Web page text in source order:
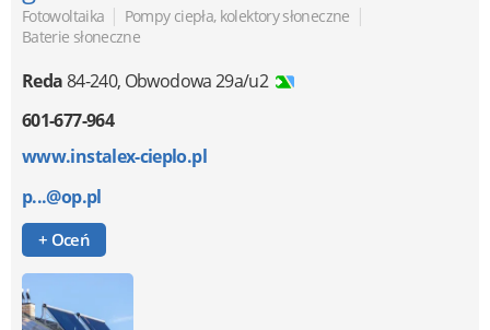
Fotowoltaika | Pompy ciepła, kolektory słoneczne |
Baterie słoneczne
Reda84-240, Obwodowa 29a/u2
601-677-964
www.instalex-cieplo.pl
p...@op.pl
+ Oceń